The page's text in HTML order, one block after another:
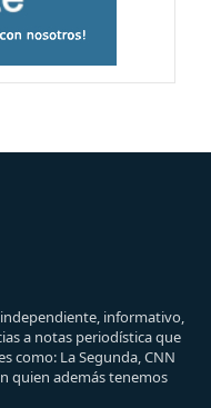
independiente, informativo,
a notas periodística que
como: La Segunda, CNN
quien además tenemos